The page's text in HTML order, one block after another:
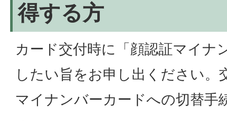
得する方
カード交付時に「顔認証マイナ
したい旨をお申し出ください。
マイナンバーカードへの切替手